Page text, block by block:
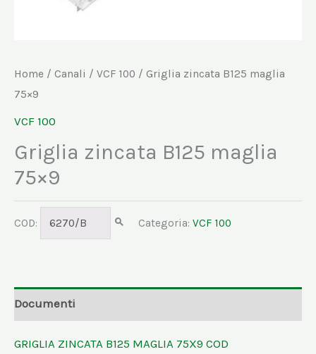
Home / Canali / VCF 100 / Griglia zincata B125 maglia
75×9
VCF 100
Griglia zincata B125 maglia
75×9
COD: 6270/B Categoria: VCF 100
Documenti
GRIGLIA ZINCATA B125 MAGLIA 75X9 COD